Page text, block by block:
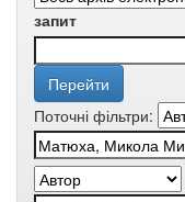
запит
Поточні фільтри: